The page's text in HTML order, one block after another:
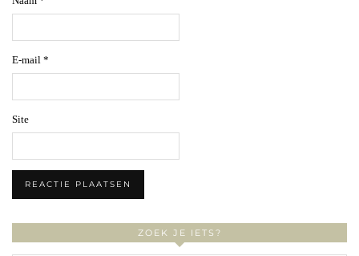
E-mail *
Site
ZOEK JE IETS?